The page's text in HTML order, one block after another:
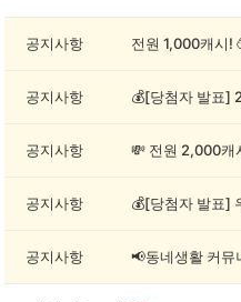
동
록
공지사항
공지사항
공지사항
공지사항
공지사항 📢동네생활 커